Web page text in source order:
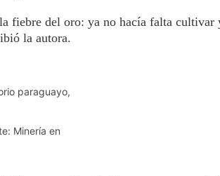
fiebre del oro: ya no hacía falta cultivar
la autora.
Minería en